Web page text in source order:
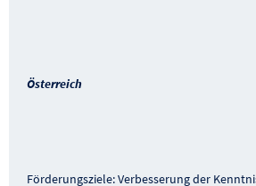
Österreich
Förderungsziele: Verbesserung der